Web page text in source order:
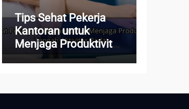
Tips Sehat Pekerja
Kantoran untuk
Menjaga Produktivitas
di Tengah Aktivitas